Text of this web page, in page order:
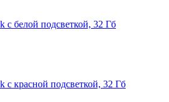
белой подсветкой, 32 Гб
красной подсветкой, 32 Гб